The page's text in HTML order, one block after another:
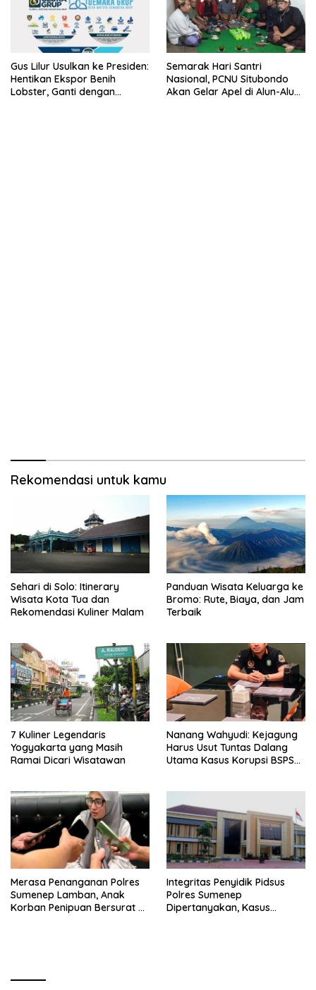
Gus Lilur Usulkan ke Presiden:
Hentikan Ekspor Benih
Lobster, Ganti dengan
Semarak Hari Santri
Nasional, PCNU Situbondo
Akan Gelar Apel di Alun-Alun
Rekomendasi untuk kamu
Sehari di Solo: Itinerary
Wisata Kota Tua dan
Rekomendasi Kuliner Malam
Panduan Wisata Keluarga ke
Bromo: Rute, Biaya, dan Jam
Terbaik
7 Kuliner Legendaris
Yogyakarta yang Masih
Ramai Dicari Wisatawan
Nanang Wahyudi: Kejagung
Harus Usut Tuntas Dalang
Utama Kasus Korupsi BSPS
Merasa Penanganan Polres
Sumenep Lamban, Anak
Korban Penipuan Bersurat ke
Integritas Penyidik Pidsus
Polres Sumenep
Dipertanyakan, Kasus